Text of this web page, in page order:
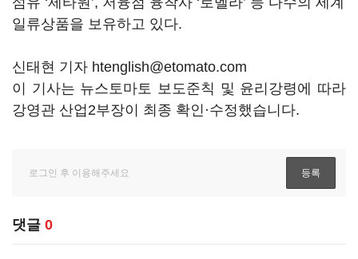
일류상품을 보유하고 있다.
신태현 기자 htenglish@etomato.com
이 기사는 뉴스토마토 보도준칙 및 윤리강령에 따라
강영관 산업2부장이 최종 확인·수정했습니다.
댓글 0